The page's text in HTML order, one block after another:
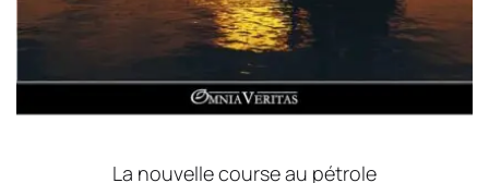
La nouvelle course au pétrole